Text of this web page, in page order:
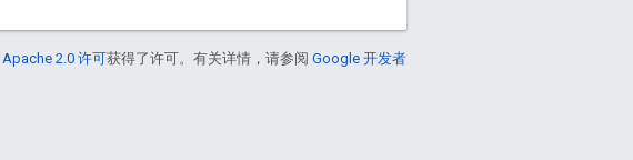
Apache 2.0 许可获得了许可。有关详情，请参阅 Google 开发者